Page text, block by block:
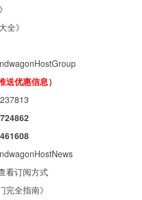
》
全》
送优惠信息）
看订阅方式
完全指南》